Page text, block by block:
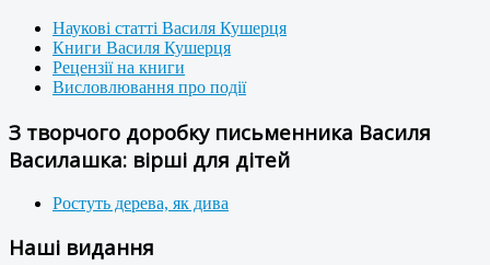
Наукові статті Василя Кушерця
Книги Василя Кушерця
Рецензії на книги
Висловлювання про події
З творчого доробку письменника Василя
Василашка: вірші для дітей
Ростуть дерева, як дива
Наші видання